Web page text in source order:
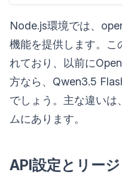
Node.js環境では、
機能を提供します。こ
れており、以前に
方なら、Qwen3.5
でしょう。主な違いは
ムにあります。
API設定とリー